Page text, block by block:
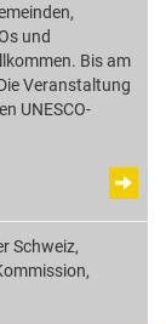
und
Bis am
Veranstaltung
UNESCO-
Schweiz,
,